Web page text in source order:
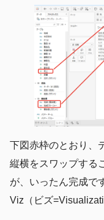
下図赤枠のとおり、
縦横をスワップする
が、いったん完成で
Viz（ビズ